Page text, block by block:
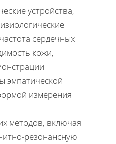
устройства,
сердечных
кожи,
эмпатической
измерения
методов, включая
резонансную